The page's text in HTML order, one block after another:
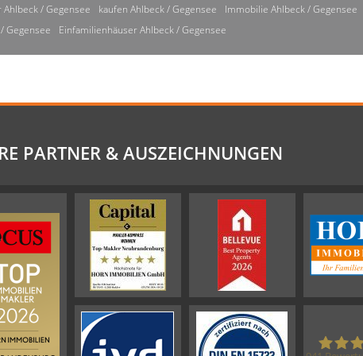
Ahlbeck / Gegensee kaufen Ahlbeck / Gegensee
Immobilie Ahlbeck / Gegensee
Gegensee Einfamilienhäuser Ahlbeck / Gegensee
PARTNER & AUSZEICHNUNGEN